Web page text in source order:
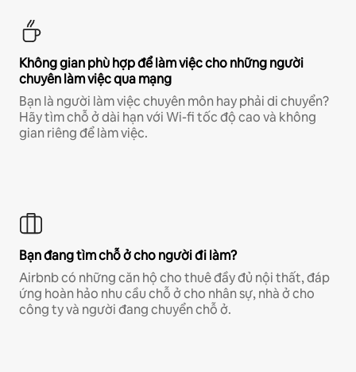
Không gian phù hợp để làm việc cho những người
chuyên làm việc qua mạng
Bạn là người làm việc chuyên môn hay phải di chuyển?
Hãy tìm chỗ ở dài hạn với Wi-fi tốc độ cao và không
gian riêng để làm việc.
Bạn đang tìm chỗ ở cho người đi làm?
Airbnb có những căn hộ cho thuê đầy đủ nội thất, đáp
ứng hoàn hảo nhu cầu chỗ ở cho nhân sự, nhà ở cho
công ty và người đang chuyển chỗ ở.